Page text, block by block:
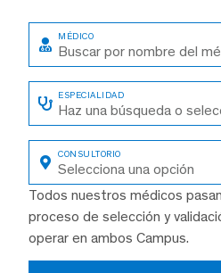
Buscar por nombre del
Haz una búsqueda o
Selecciona una opción
Todos nuestros médicos
proceso de selección y
operar en ambos Campus.